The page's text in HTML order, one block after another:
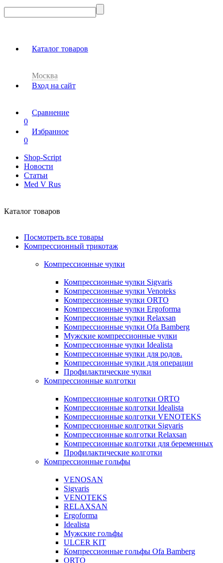
Каталог товаров
Москва
Вход на сайт
Сравнение
0
Избранное
0
Shop-Script
Новости
Статьи
Med V Rus
Каталог товаров
Посмотреть все товары
Компрессионный трикотаж
Компрессионные чулки
Компрессионные чулки Sigvaris
Компрессионные чулки Venoteks
Компрессионные чулки ORTO
Компрессионные чулки Ergoforma
Компрессионные чулки Relaxsan
Компрессионные чулки Ofa Bamberg
Мужские компрессионные чулки
Компрессионные чулки Idealista
Компрессионные чулки для родов.
Компрессионные чулки для операции
Профилактические чулки
Компрессионные колготки
Компрессионные колготки ORTO
Компрессионные колготки Idealista
Компрессионные колготки VENOTEKS
Компрессионные колготки Sigvaris
Компрессионные колготки Relaxsan
Компрессионные колготки для беременных
Профилактические колготки
Компрессионные гольфы
VENOSAN
Sigvaris
VENOTEKS
RELAXSAN
Ergoforma
Idealista
Мужские гольфы
ULCER KIT
Компрессионные гольфы Ofa Bamberg
ORTO